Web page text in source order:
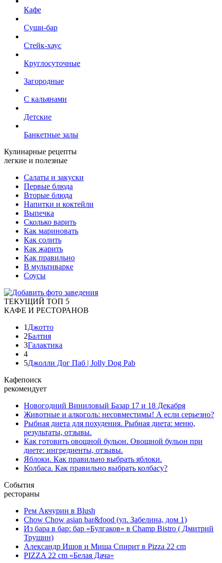
Кафе
Суши-бар
Стейк-хаус
Круглосуточные
Загородные
С кальянами
Детские
Банкетные залы
Кулинарные рецепты
легкие и полезные
Салаты и закуски
Первые блюда
Вторые блюда
Напитки и коктейли
Выпечка
Сколько варить
Как мариновать
Как солить
Как жарить
Как правильно
В мультиварке
Соусы
ТЕКУЩИЙ ТОП 5
КАФЕ И РЕСТОРАНОВ
1 Джотто
2Балтия
3Галактика
4
5Джолли Дог Паб | Jolly Dog Pab
Кафепоиск
рекомендует
Новогодний Виниловый Базар 17 и 18 Декабря
Животные и алкоголь: несовместимы! А если серьезно?
Рыбная диета для похудения. Рыбная диета: меню,
результаты, отзывы.
Как готовить овощной бульон. Овощной бульон при
диете: ингредиенты, отзывы.
Яблоки. Как правильно выбрать яблоки.
Колбаса. Как правильно выбрать колбасу?
События
рестораны
Рем Акчурин в Blush
Chow Chow asian bar&food (ул. Забелина, дом 1)
Из бара в бар: бар «Булгаков» в Champ Bistro ( Дмитрий
Трушин)
Александр Ишов и Миша Спирит в Pizza 22 cm
PIZZA 22 cm «Белая Дача»